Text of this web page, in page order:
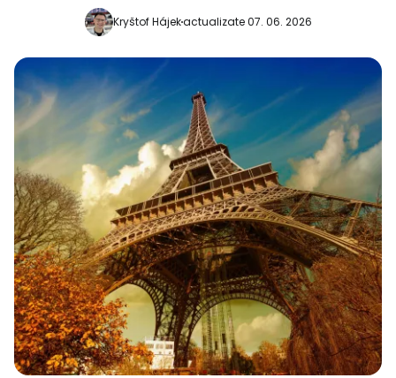
Kryštof Hájekactualizate 07. 06. 2026
Continuați cu Facebook
Continuați cu e-mailul